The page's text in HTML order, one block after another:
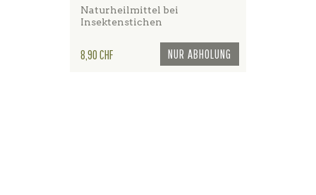
Naturheilmittel bei
Insektenstichen
NUR ABHOLUNG
Preis
8,90 CHF